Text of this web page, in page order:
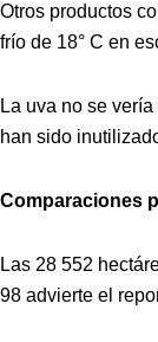
Otros productos
frío de 18° C en
La uva no se
han sido
Comparaciones
Las 28 552
98 advierte el